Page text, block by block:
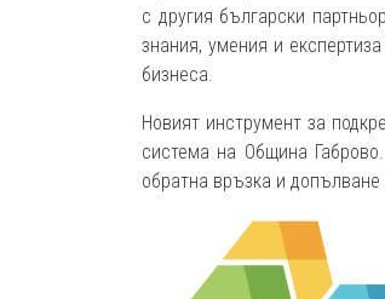
с другия български
знания, умения и
бизнеса.
Новият инструмент за
система на Община
обратна връзка и